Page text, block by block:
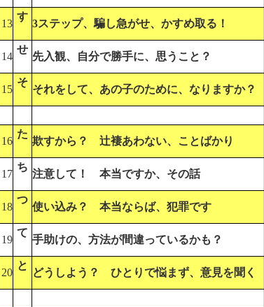
13
す
3ステップ、騙し急がせ、かすめ取る！
14
せ
先入観、自分で勝手に、思うこと？
15
そ
それをして、あの子のために、なりますか？
16
た
欺すから？ 辻褄あわない、ことばかり
17
ち
注意して！ 本当ですか、その話
18
つ
使い込み？ 本当ならば、犯罪です
19
て
手助けの、方法が間違っているかも？
20
と
どうしよう？ ひとりで悩まず、意見を聞く